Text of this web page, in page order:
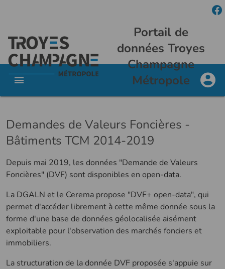
Portail de
données Troyes
Champagne
Métropole
Demandes de Valeurs Foncières -
Bâtiments TCM 2014-2019
Depuis mai 2019, les données "Demande de Valeurs
Foncières" (DVF) sont disponibles en open-data.
La DGALN et le Cerema propose "DVF+ open-data", qui
permet d'accéder librement à cette même donnée sous la
forme d'une base de données géolocalisée aisément
exploitable pour l'observation des marchés fonciers et
immobiliers.
La structuration de la donnée DVF proposée s'appuie sur